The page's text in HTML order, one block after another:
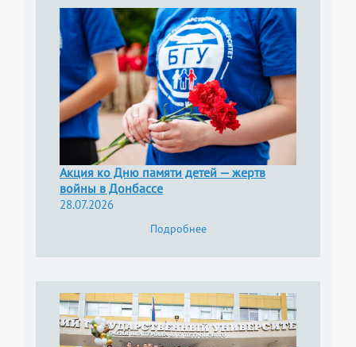
Акция ко Дню памяти детей — жертв
войны в Донбассе
28.07.2026
Подробнее